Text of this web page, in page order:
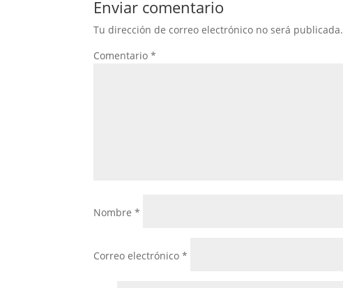
Enviar comentario
Tu dirección de correo electrónico no será publicada.
Comentario*
Nombre*
Correo electrónico*